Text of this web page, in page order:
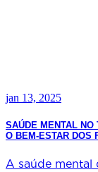
jan 13, 2025
SAÚDE MENTAL NO
O BEM-ESTAR DOS
A saúde mental